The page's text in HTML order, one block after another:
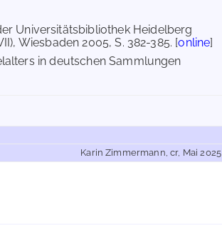
Universitätsbibliothek Heidelberg
Wiesbaden 2005, S. 382-385. [online]
in deutschen Sammlungen
Karin Zimmermann, cr, Mai 2025